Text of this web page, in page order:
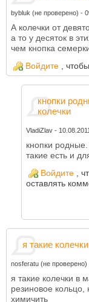
bybluk (не проверено) -
А колечки от
а то у десяток в
чем кнопка
Войдите ,
кнопки
колечки
VladiZlav-
кнопки родные.
такие есть и
Войдите ,
оставлять
я такие
nosferatu (не проверено)
я такие колечки в
резиновое
химичить